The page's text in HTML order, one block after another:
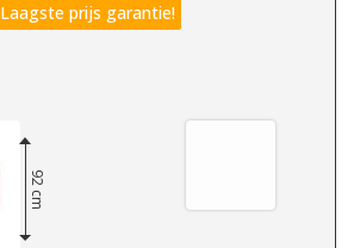
Laagste prijs garantie!
92 cm